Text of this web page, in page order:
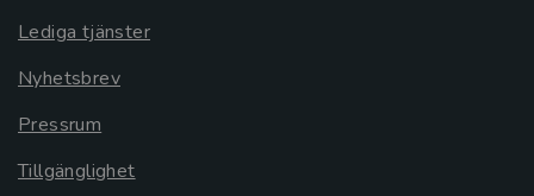
Lediga tjänster
Nyhetsbrev
Pressrum
Tillgänglighet